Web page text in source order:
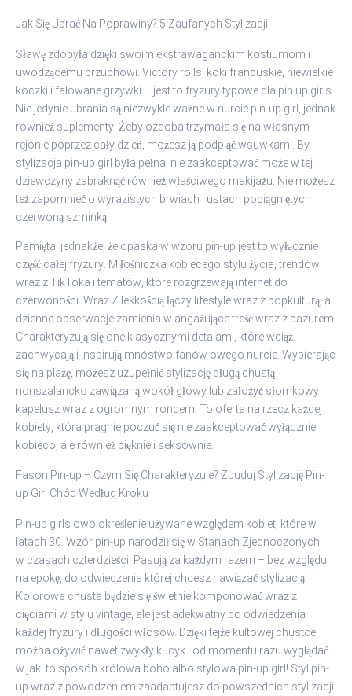
Jak Się Ubrać Na Poprawiny? 5 Zaufanych Stylizacji
Sławę zdobyła dzięki swoim ekstrawaganckim kostiumom i
uwodzącemu brzuchowi. Victory rolls, koki francuskie, niewielkie
koczki i falowane grzywki – jest to fryzury typowe dla pin up girls.
Nie jedynie ubrania są niezwykle ważne w nurcie pin-up girl, jednak
również suplementy. Żeby ozdoba trzymała się na własnym
rejonie poprzez cały dzień, możesz ją podpiąć wsuwkami. By
stylizacja pin-up girl była pełna, nie zaakceptować może w tej
dziewczyny zabraknąć również właściwego makijażu. Nie możesz
też zapomnieć o wyrazistych brwiach i ustach pociągniętych
czerwoną szminką.
Pamiętaj jednakże, że opaska w wzoru pin-up jest to wyłącznie
część całej fryzury. Miłośniczka kobiecego stylu życia, trendów
wraz z TikToka i tematów, które rozgrzewają internet do
czerwoności. Wraz Z lekkością łączy lifestyle wraz z popkulturą, a
dzienne obserwacje zamienia w angażujące treść wraz z pazurem.
Charakteryzują się one klasycznymi detalami, które wciąż
zachwycają i inspirują mnóstwo fanów owego nurcie. Wybierając
się na plażę, możesz uzupełnić stylizację długą chustą
nonszalancko zawiązaną wokół głowy lub założyć słomkowy
kapelusz wraz z ogromnym rondem. To oferta na rzecz każdej
kobiety, która pragnie poczuć się nie zaakceptować wyłącznie
kobieco, ale również pięknie i seksownie.
Fason Pin-up – Czym Się Charakteryzuje? Zbuduj Stylizację Pin-
up Girl Chód Według Kroku
Pin-up girls owo określenie używane względem kobiet, które w
latach 30. Wzór pin-up narodził się w Stanach Zjednoczonych
w czasach czterdzieści. Pasują za każdym razem – bez względu
na epokę, do odwiedzenia której chcesz nawiązać stylizacją.
Kolorowa chusta będzie się świetnie komponować wraz z
cięciami w stylu vintage, ale jest adekwatny do odwiedzenia
każdej fryzury i długości włosów. Dzięki tejże kultowej chustce
można ożywić nawet zwykły kucyk i od momentu razu wyglądać
w jaki to sposób królowa boho albo stylowa pin-up girl! Styl pin-
up wraz z powodzeniem zaadaptujesz do powszednich stylizacji.